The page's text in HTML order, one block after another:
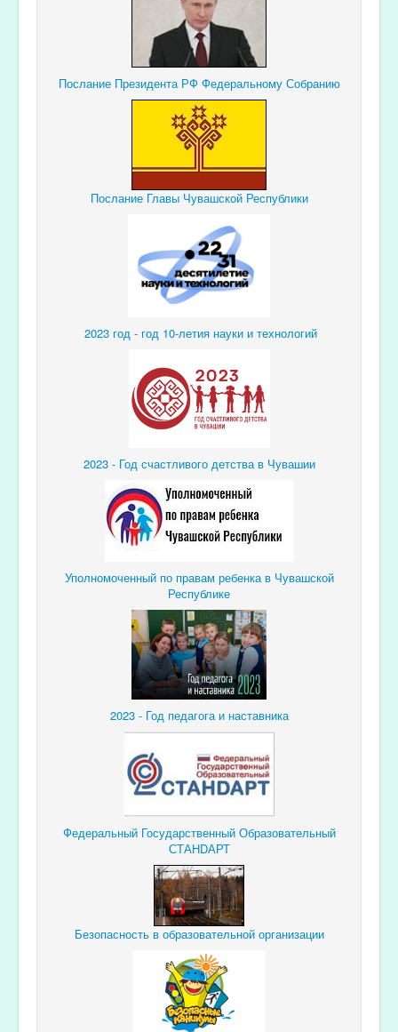
Послание Президента РФ Федеральному Собранию
Послание Главы Чувашской Республики
2023 год - год 10-летия науки и технологий
2023 - Год счастливого детства в Чувашии
Уполномоченный по правам ребенка в Чувашской
Республике
2023 - Год педагога и наставника
Федеральный Государственный Образовательный
СТАНDАРТ
Безопасность в образовательной организации